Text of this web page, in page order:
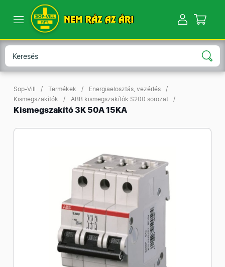
NEM RÁZ AZ ÁR!
Sop-Vill Termékek
Energiaelosztás, vezérlés
Kismegszakítók
ABB kismegszakítók S200 sorozat
Kismegszakító 3K 50A 15KA